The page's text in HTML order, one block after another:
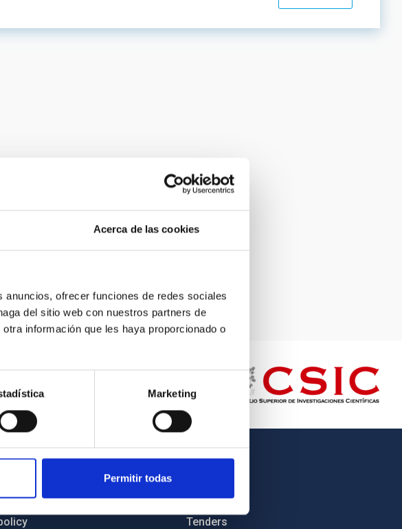
Acerca de las cookies
ofrecer funciones de redes sociales
del sitio web con nuestros partners de
información que les haya proporcionado o
Marketing
Permitir todas
Employment
Tenders